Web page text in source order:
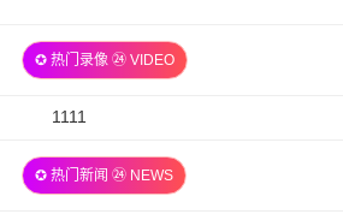
✪ 热门录像 ㉔ VIDEO
2026-
06
1111
✪ 热门新闻 ㉔ NEWS